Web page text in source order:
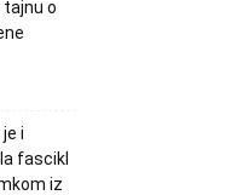
tajnu o
i
fascikl
iz